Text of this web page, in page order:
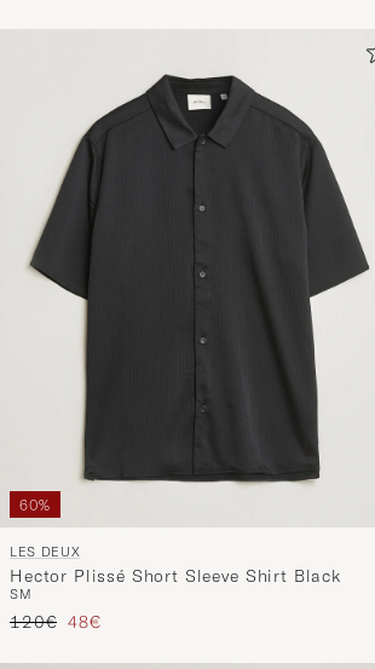
60%
LES DEUX
Hector Plissé Short Sleeve Shirt Black
SM
Tavallinen hinta
120€ Alennettu hinta
48€